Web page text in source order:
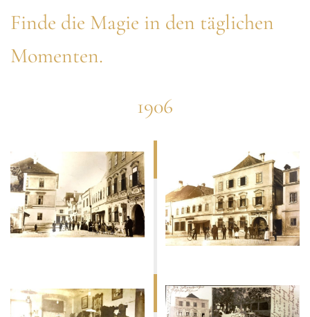
Finde die Magie in den täglichen
Momenten.
1906